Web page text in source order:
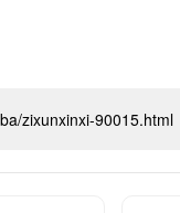
zixunxinxi-90015.html